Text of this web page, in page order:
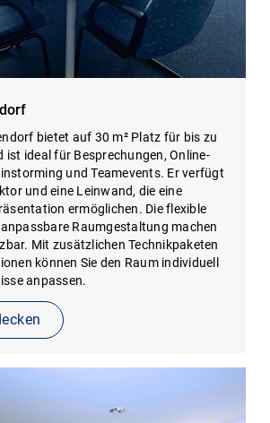
bietet auf 30 m² Platz für bis zu
ist ideal für Besprechungen, Online-
und Teamevents. Er verfügt
und eine Leinwand, die eine
ermöglichen. Die flexible
Raumgestaltung machen
Mit zusätzlichen Technikpaketen
können Sie den Raum individuell
anpassen.